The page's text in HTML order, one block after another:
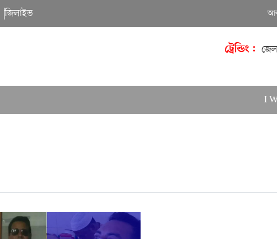
জিলাইভ
ট্রেন্ডিং :
I